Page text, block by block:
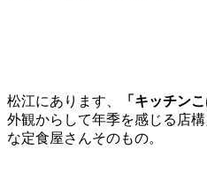
松江にあります、 「キッチンこ
外観からして年季を感じる店
な定食屋さんそのもの。